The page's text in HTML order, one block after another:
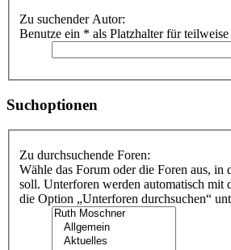
Zu suchender Autor:
Benutze ein * als Platzhalter für
Suchoptionen
Zu durchsuchende Foren:
Wähle das Forum oder die Foren aus, in
soll. Unterforen werden automatisch mit
die Option „Unterforen durchsuchen“